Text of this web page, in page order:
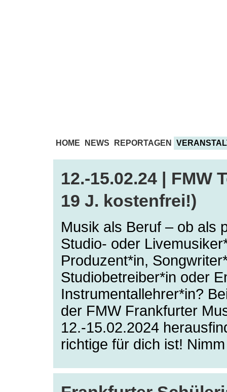
HOME NEWS REPORTAGEN
12.-15.02.24 | FMW
19 J. kostenfrei!)
Musik als Beruf – ob als
Studio- oder
Produzent*in,
Studiobetreiber*in oder
Instrumentallehrer*in?
der FMW Frankfurter
12.-15.02.2024
richtige für dich ist!